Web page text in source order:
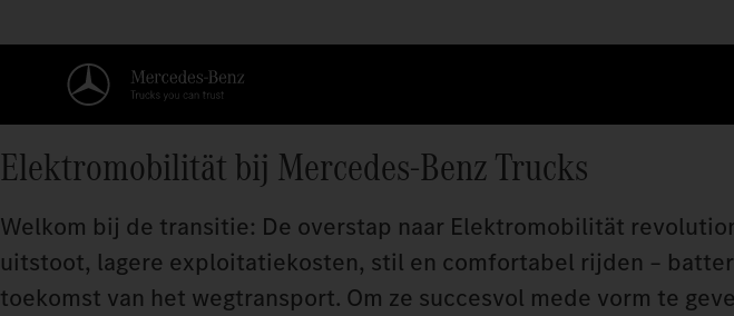
Elektromobilität bij Mercedes‑Benz Trucks
Welkom bij de transitie: De overstap naar Elektromobilität
uitstoot, lagere exploitatiekosten, stil en comfortabel rijden –
toekomst van het wegtransport. Om ze succesvol mede vorm te